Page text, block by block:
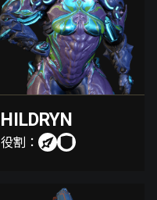
HILDRYN
役割：